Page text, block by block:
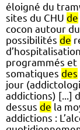
éloigné du
sites du CHU de
cocon autour
possibilités de
d’hospitalisation
programmés et
somatiques des
jour
addictions) [...]
dessus de la
addictions :